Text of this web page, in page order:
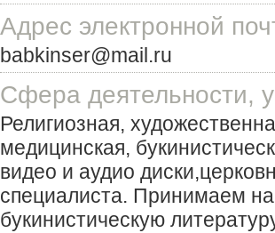
Адрес электронной
babkinser@mail.ru
Сфера деятельности,
Религиозная,
медицинская,
видео и аудио
специалиста. Принимаем
букинистическую